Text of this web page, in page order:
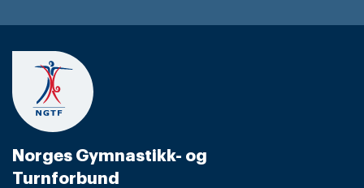
Norges Gymnastikk- og
Turnforbund